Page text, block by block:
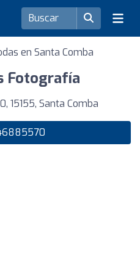
en Santa Comba
Fotografía
15155, Santa Comba